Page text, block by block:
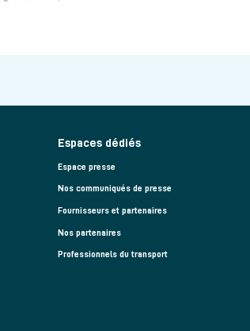
Espaces dédiés
Espace presse
Nos communiqués de presse
Fournisseurs et partenaires
Nos partenaires
Professionnels du transport